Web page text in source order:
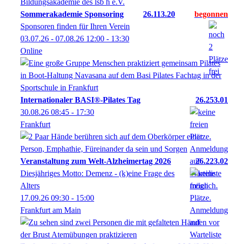
Sommerakademie Sponsoring
26.113.20
Sponsoren finden für Ihren Verein
03.07.26 - 07.08.26 12:00 - 13:30
Online
Internationaler BASI®-Pilates Tag
26.253.01
30.08.26 08:45 - 17:30
Frankfurt
Veranstaltung zum Welt-Alzheimertag 2026
26.223.02
Diesjähriges Motto: Demenz - (k)eine Frage des
Alters
17.09.26 09:30 - 15:00
Frankfurt am Main